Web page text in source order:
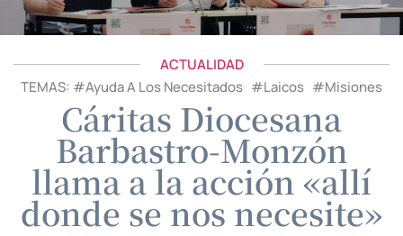
ACTUALIDAD
TEMAS: #Ayuda A Los Necesitados #Laicos #Misiones
Cáritas Diocesana
Barbastro-Monzón
llama a la acción «allí
donde se nos necesite»